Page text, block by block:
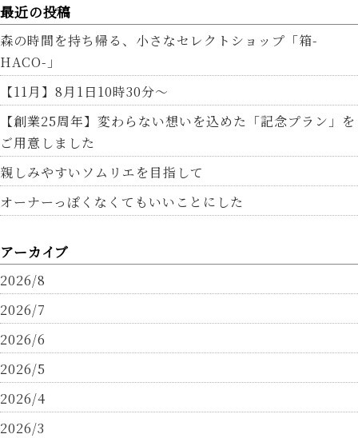
最近の投稿
森の時間を持ち帰る、小さなセレクトショップ「箱-
HACO-」
【11月】8月1日10時30分～
【創業25周年】変わらない想いを込めた「記念プラン」を
ご用意しました
親しみやすいソムリエを目指して
オーナーっぽくなくてもいいことにした
アーカイブ
2026/8
2026/7
2026/6
2026/5
2026/4
2026/3